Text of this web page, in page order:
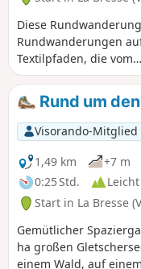
Diese
Rundwanderungen
Textilpfaden, die vom
Fremdenverkehrsamt
werden (auf einem
Rund um
Visorando-Mitglied
1,49 km
+7 m
0:25 Std.
Leicht
Start in La Bresse
Gemütlicher
ha großen
einem Wald, auf